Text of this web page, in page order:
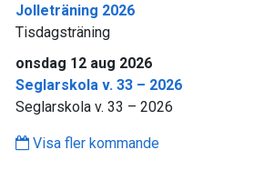
Jolleträning 2026
Tisdagsträning
onsdag 12 aug 2026
Seglarskola v. 33 – 2026
Seglarskola v. 33 – 2026
Visa fler kommande